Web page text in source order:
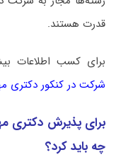
ﻗﺪرت هستند.
برای کسب اطلاعات
شرکت در کنکور دکتری
برای پذیرش دکتری
چه باید کرد؟